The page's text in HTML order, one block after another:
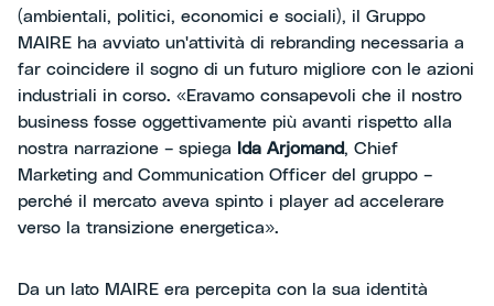
(ambientali, politici, economici e sociali), il Gruppo
MAIRE ha avviato un'attività di rebranding necessaria a
far coincidere il sogno di un futuro migliore con le azioni
industriali in corso. «Eravamo consapevoli che il nostro
business fosse oggettivamente più avanti rispetto alla
nostra narrazione – spiega
Ida Arjomand, Chief
Marketing and Communication Officer del gruppo –
perché il mercato aveva spinto i player ad accelerare
verso la transizione energetica».
Da un lato MAIRE era percepita con la sua identità